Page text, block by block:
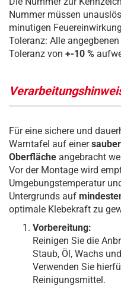
Nummer müssen
minutigen
Toleranz: Alle
Toleranz von +-10 %
Für eine sichere und
Warntafel auf einer
Oberfläche angebracht
Vor der Montage wird
Umgebungstemperatur
Untergrunds auf
optimale Klebekraft zu
Vorbereitung:
Reinigen Sie die
Staub, Öl, Wachs
Verwenden Sie
Reinigungsmittel.